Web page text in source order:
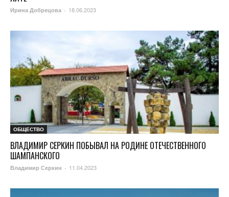
Ирина Добрецова - 18.06.2023
ОБЩЕСТВО
ВЛАДИМИР СЕРКИН ПОБЫВАЛ НА РОДИНЕ ОТЕЧЕСТВЕННОГО
ШАМПАНСКОГО
Владимир Серкин - 11.04.2023